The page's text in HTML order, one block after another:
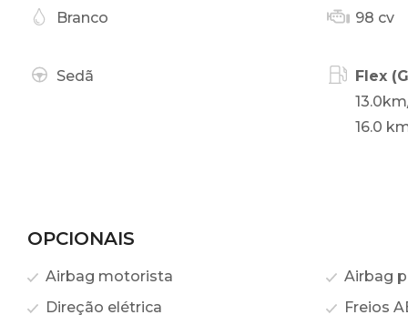
Branco 98 cv
Sedã
Flex
16.0
OPCIONAIS
Airbag motorista
Airbag
Direção elétrica
Freios